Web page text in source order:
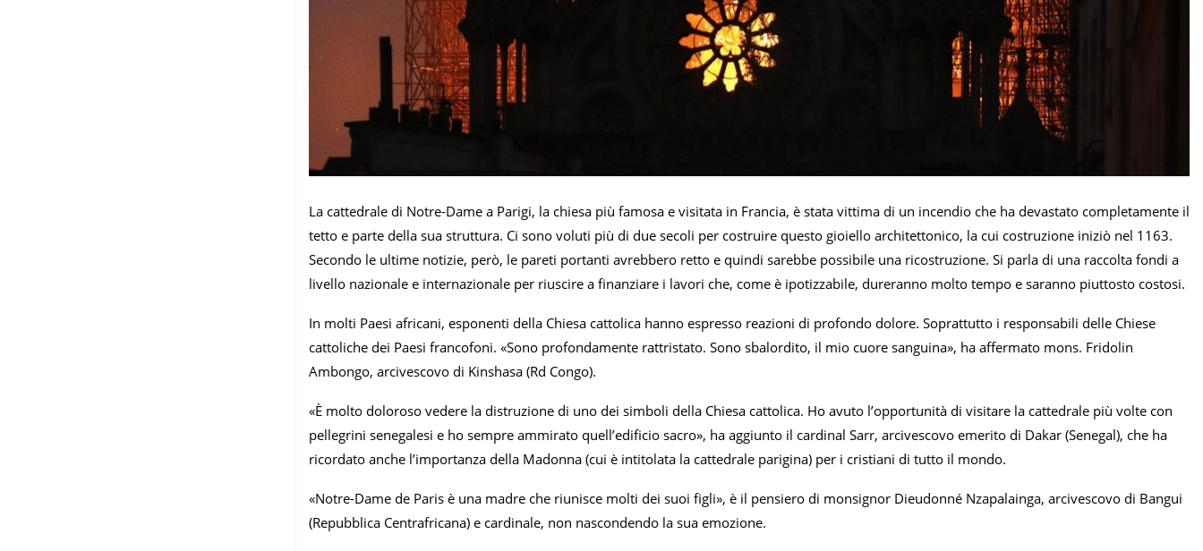
La cattedrale di Notre-Dame a Parigi, la chiesa più famosa e visitata in Francia, è stata vittima di un incendio che ha devastato completamente il
tetto e parte della sua struttura. Ci sono voluti più di due secoli per costruire questo gioiello architettonico, la cui costruzione iniziò nel 1163.
Secondo le ultime notizie, però, le pareti portanti avrebbero retto e quindi sarebbe possibile una ricostruzione. Si parla di una raccolta fondi a
livello nazionale e internazionale per riuscire a finanziare i lavori che, come è ipotizzabile, dureranno molto tempo e saranno piuttosto costosi.
In molti Paesi africani, esponenti della Chiesa cattolica hanno espresso reazioni di profondo dolore. Soprattutto i responsabili delle Chiese
cattoliche dei Paesi francofoni. «Sono profondamente rattristato. Sono sbalordito, il mio cuore sanguina», ha affermato mons. Fridolin
Ambongo, arcivescovo di Kinshasa (Rd Congo).
«È molto doloroso vedere la distruzione di uno dei simboli della Chiesa cattolica. Ho avuto l’opportunità di visitare la cattedrale più volte con
pellegrini senegalesi e ho sempre ammirato quell’edificio sacro», ha aggiunto il cardinal Sarr, arcivescovo emerito di Dakar (Senegal), che ha
ricordato anche l’importanza della Madonna (cui è intitolata la cattedrale parigina) per i cristiani di tutto il mondo.
«Notre-Dame de Paris è una madre che riunisce molti dei suoi figli», è il pensiero di monsignor Dieudonné Nzapalainga, arcivescovo di Bangui
(Repubblica Centrafricana) e cardinale, non nascondendo la sua emozione.